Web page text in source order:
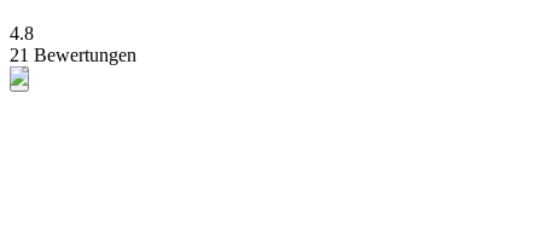
4.8
21 Bewertungen